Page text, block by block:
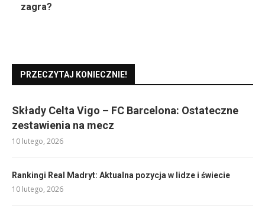
zagra?
PRZECZYTAJ KONIECZNIE!
Składy Celta Vigo – FC Barcelona: Ostateczne
zestawienia na mecz
10 lutego, 2026
Rankingi Real Madryt: Aktualna pozycja w lidze i świecie
10 lutego, 2026